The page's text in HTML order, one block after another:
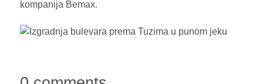
kompanija Bemax.